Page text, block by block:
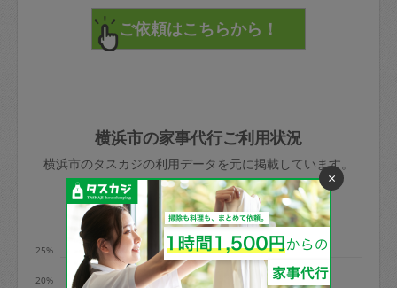
直前キャンセル料：
72時間前〜24時間前＝依頼料金の50%
依頼者不在による当日キャンセル＝依頼
金額の100%＋交通費全額
※例：依頼日時／土曜日午前9時開始の場
合、水曜日午前9時以降はキャンセル料が
発生
水曜日9時〜金曜日9時まで＝依頼料金の
みてください。
その後、一番気に入ったタスカジさんに
てください。
不在時に部屋に入るためにタスカジさん
きた場合は損害保険の対象外となるので
ご注意ください。
で、必ず鍵のかかるロッカーや金庫に入
れて依頼者の責任の元管理するよう心掛
けてください。
玉、など
あわせてこちらも参照ください：初めて
利用します。注意しなくてはいけない点
はありますか？
横浜市の家事代行ご利用状況
横浜市のタスカジの利用データを元に掲載しています。
利用の多い曜日は？
20%
25%
×